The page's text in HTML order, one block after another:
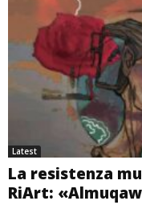
Latest
La resistenza
RiArt: